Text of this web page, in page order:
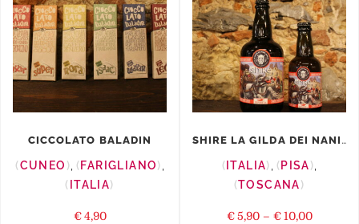
CICCOLATO BALADIN
CUNEO , FARIGLIANO ,
ITALIA
€ 4,90
SHIRE LA GILDA DEI NANI BIRRAI
ITALIA , PISA ,
TOSCANA
€ 5,90– € 10,00